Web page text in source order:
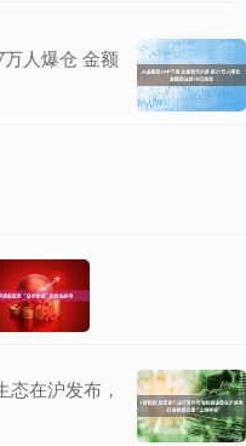
人爆仓 金额
在沪发布，